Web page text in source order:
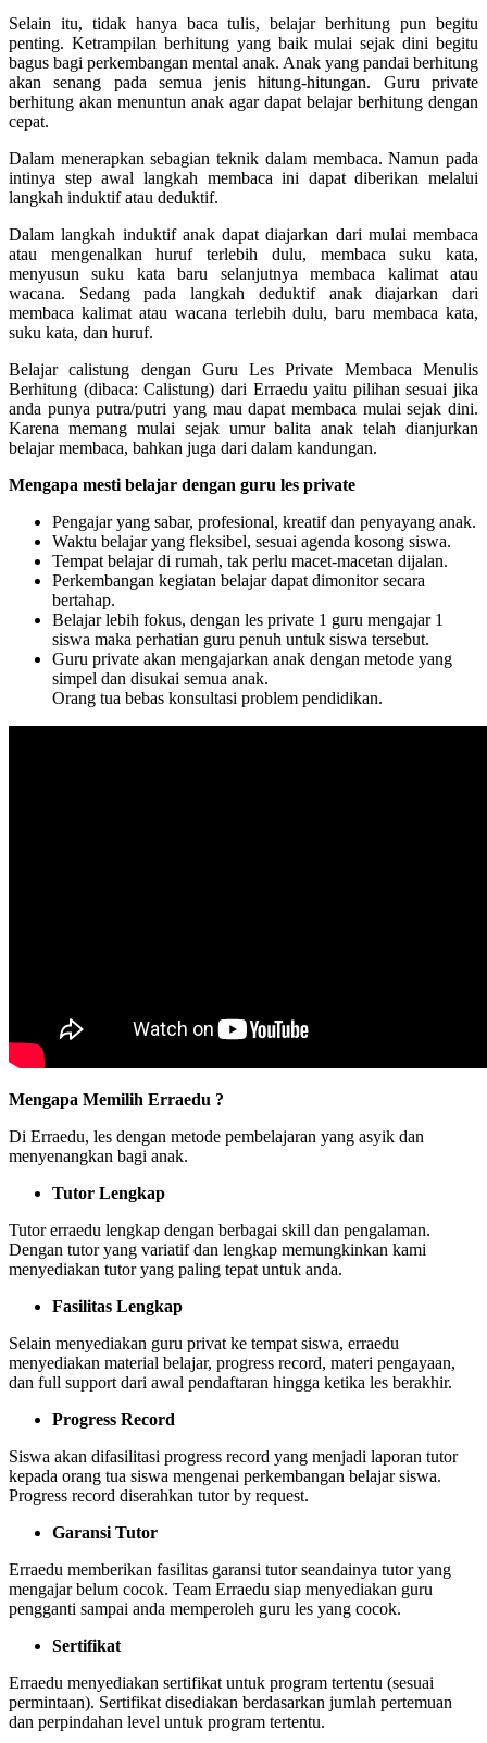
Selain itu, tidak hanya baca tulis, belajar berhitung pun begitu
penting. Ketrampilan berhitung yang baik mulai sejak dini begitu
bagus bagi perkembangan mental anak. Anak yang pandai berhitung
akan senang pada semua jenis hitung-hitungan. Guru private
berhitung akan menuntun anak agar dapat belajar berhitung dengan
cepat.
Dalam menerapkan sebagian teknik dalam membaca. Namun pada
intinya step awal langkah membaca ini dapat diberikan melalui
langkah induktif atau deduktif.
Dalam langkah induktif anak dapat diajarkan dari mulai membaca
atau mengenalkan huruf terlebih dulu, membaca suku kata,
menyusun suku kata baru selanjutnya membaca kalimat atau
wacana. Sedang pada langkah deduktif anak diajarkan dari
membaca kalimat atau wacana terlebih dulu, baru membaca kata,
suku kata, dan huruf.
Belajar calistung dengan Guru Les Private Membaca Menulis
Berhitung (dibaca: Calistung) dari Erraedu yaitu pilihan sesuai jika
anda punya putra/putri yang mau dapat membaca mulai sejak dini.
Karena memang mulai sejak umur balita anak telah dianjurkan
belajar membaca, bahkan juga dari dalam kandungan.
Mengapa mesti belajar dengan guru les private
Pengajar yang sabar, profesional, kreatif dan penyayang anak.
Waktu belajar yang fleksibel, sesuai agenda kosong siswa.
Tempat belajar di rumah, tak perlu macet-macetan dijalan.
Perkembangan kegiatan belajar dapat dimonitor secara
bertahap.
Belajar lebih fokus, dengan les private 1 guru mengajar 1
siswa maka perhatian guru penuh untuk siswa tersebut.
Guru private akan mengajarkan anak dengan metode yang
simpel dan disukai semua anak.
Orang tua bebas konsultasi problem pendidikan.
Mengapa Memilih Erraedu ?
Di Erraedu, les dengan metode pembelajaran yang asyik dan
menyenangkan bagi anak.
Tutor Lengkap
Tutor erraedu lengkap dengan berbagai skill dan pengalaman.
Dengan tutor yang variatif dan lengkap memungkinkan kami
menyediakan tutor yang paling tepat untuk anda.
Fasilitas Lengkap
Selain menyediakan guru privat ke tempat siswa, erraedu
menyediakan material belajar, progress record, materi pengayaan,
dan full support dari awal pendaftaran hingga ketika les berakhir.
Progress Record
Siswa akan difasilitasi progress record yang menjadi laporan tutor
kepada orang tua siswa mengenai perkembangan belajar siswa.
Progress record diserahkan tutor by request.
Garansi Tutor
Erraedu memberikan fasilitas garansi tutor seandainya tutor yang
mengajar belum cocok. Team Erraedu siap menyediakan guru
pengganti sampai anda memperoleh guru les yang cocok.
Sertifikat
Erraedu menyediakan sertifikat untuk program tertentu (sesuai
permintaan). Sertifikat disediakan berdasarkan jumlah pertemuan
dan perpindahan level untuk program tertentu.